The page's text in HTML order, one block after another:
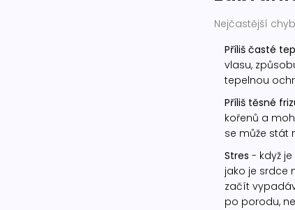
Nejčastější
Příliš časté
vlasu,
tepelnou
Příliš těsné
kořenů a
se může stát
Stres - když
jako je srdce
začít
po porodu,